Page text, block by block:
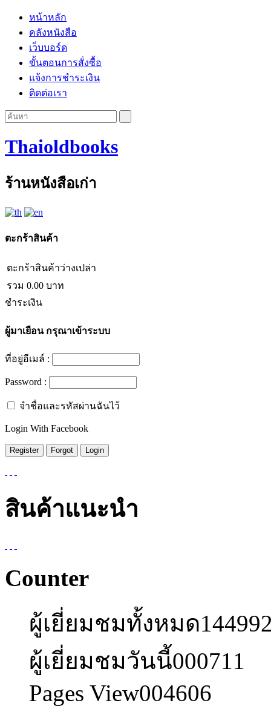
หน้าหลัก
คลังหนังสือ
เว็บบอร์ด
ขั้นตอนการสั่งซื้อ
แจ้งการชำระเงิน
ติดต่อเรา
Thaioldbooks
ร้านหนังสือเก่า
ตะกร้าสินค้า
ตะกร้าสินค้าว่างเปล่า
รวม 0.00 บาท
ชำระเงิน
ผู้มาเยือนกรุณาเข้าระบบ
ที่อยู่อีเมล์ :
Password :
จำชื่อและรหัสผ่านฉันไว้
Login With Facebook
สินค้าแนะนำ
Counter
ผู้เยี่ยมชมทั้งหมด
ผู้เยี่ยมชมวันนี้000711
Pages View004606